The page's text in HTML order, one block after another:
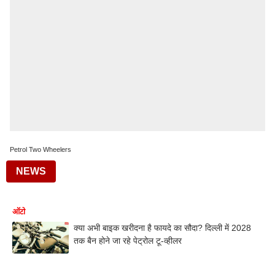
Petrol Two Wheelers
NEWS
ऑटो
क्या अभी बाइक खरीदना है फायदे का सौदा? दिल्ली में 2028
तक बैन होने जा रहे पेट्रोल टू-व्हीलर